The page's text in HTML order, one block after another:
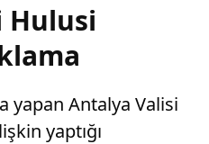
Hulusi
yapan Antalya Valisi
yaptığı